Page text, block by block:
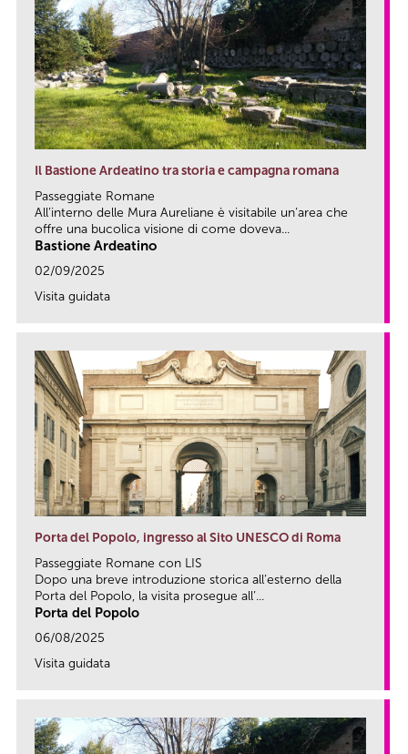
Il Bastione Ardeatino tra storia e campagna romana
Passeggiate Romane
All’interno delle Mura Aureliane è visitabile un’area che
offre una bucolica visione di come doveva...
Bastione Ardeatino
02/09/2025
Visita guidata
Porta del Popolo, ingresso al Sito UNESCO di Roma
Passeggiate Romane con LIS
Dopo una breve introduzione storica all’esterno della
Porta del Popolo, la visita prosegue all’...
Porta del Popolo
06/08/2025
Visita guidata